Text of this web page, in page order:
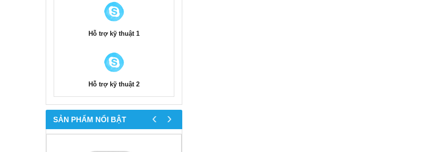
Hỗ trợ kỹ thuật 1
Hỗ trợ kỹ thuật 2
SẢN PHẨM NỔI BẬT ‹ ›